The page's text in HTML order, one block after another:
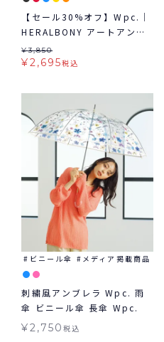
【セール30%オフ】Wpc.｜
HERALBONY アートアンブ
レラ 雨傘 長傘 ビニール傘
¥3,850
¥2,695税込
ビニール傘 メディア掲載商品
刺繍風アンブレラ Wpc. 雨
傘 ビニール傘 長傘 Wpc.
¥2,750税込